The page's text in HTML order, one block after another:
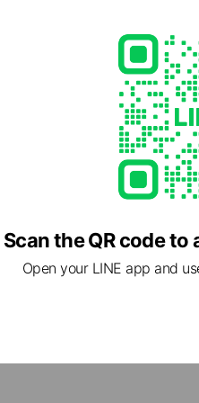
media
Scan the QR code to
Open your LINE app and